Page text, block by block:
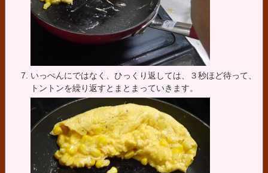
いっぺんにではなく、ひっくり返しては、３秒ほど待って、
トントンを繰り返すとまとまっていきます。